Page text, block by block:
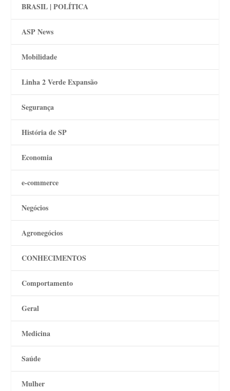
BRASIL | POLÍTICA
ASP News
Mobilidade
Linha 2 Verde Expansão
Segurança
História de SP
Economia
e-commerce
Negócios
Agronegócios
CONHECIMENTOS
Comportamento
Geral
Medicina
Saúde
Mulher